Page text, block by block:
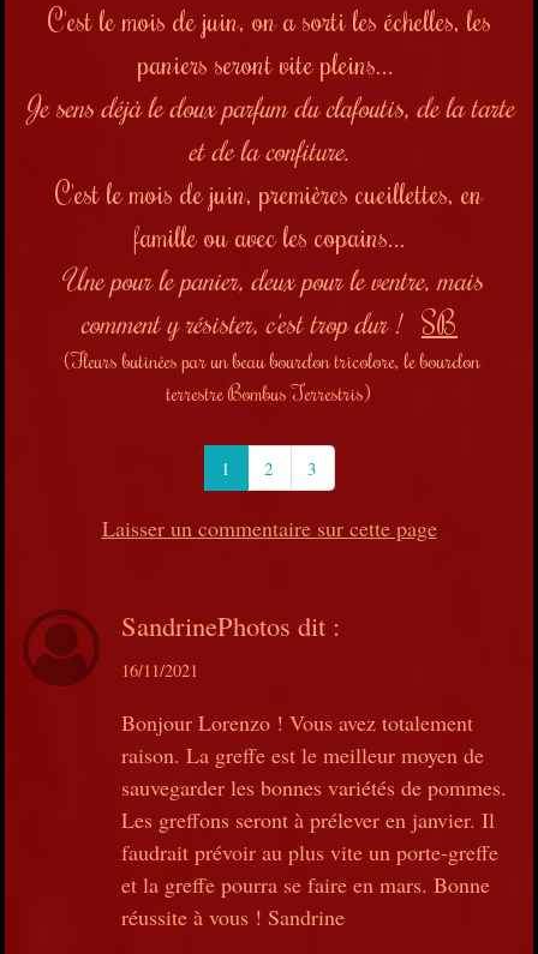
C'est le mois de juin, on a sorti les échelles, les
paniers seront vite pleins...
Je sens déjà le doux parfum du clafoutis, de la tarte
et de la confiture.
C'est le mois de juin, premières cueillettes, en
famille ou avec les copains...
Une pour le panier, deux pour le ventre, mais
comment y résister, c'est trop dur ! SB
(Fleurs butinées par un beau bourdon tricolore, le bourdon
terrestre Bombus Terrestris)
1 2 3
Laisser un commentaire sur cette page
SandrinePhotos dit :
16/11/2021
Bonjour Lorenzo ! Vous avez totalement
raison. La greffe est le meilleur moyen de
sauvegarder les bonnes variétés de pommes.
Les greffons seront à prélever en janvier. Il
faudrait prévoir au plus vite un porte-greffe
et la greffe pourra se faire en mars. Bonne
réussite à vous ! Sandrine